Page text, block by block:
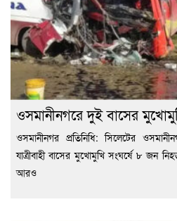
ওসমানীনগরে দুই বাসের
ওসমানীনগর প্রতিনিধি: সিলেটের
যাত্রীবাহী বাসের মুখোমুখি সংঘর্ষে ৮ জন
আরও